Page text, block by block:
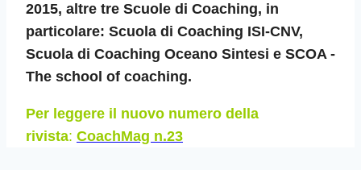
2015, altre tre Scuole di Coaching, in
particolare: Scuola di Coaching ISI-CNV,
Scuola di Coaching Oceano Sintesi e SCOA -
The school of coaching.
Per leggere il nuovo numero della
rivista: CoachMag n.23